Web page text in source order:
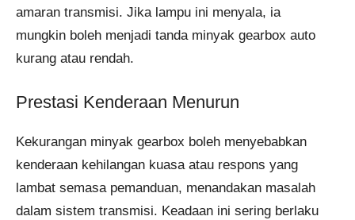
amaran transmisi. Jika lampu ini menyala, ia
mungkin boleh menjadi tanda minyak gearbox auto
kurang atau rendah.
Prestasi Kenderaan Menurun
Kekurangan minyak gearbox boleh menyebabkan
kenderaan kehilangan kuasa atau respons yang
lambat semasa pemanduan, menandakan masalah
dalam sistem transmisi. Keadaan ini sering berlaku